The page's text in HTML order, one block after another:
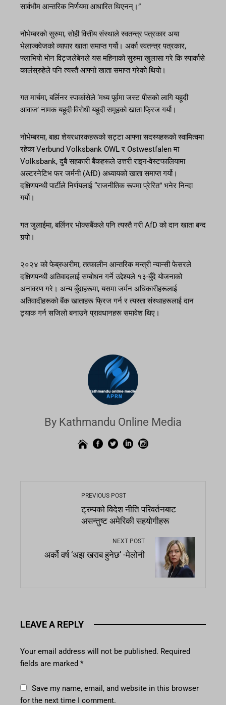
सार्वभौम आन्तरिक निर्णयमा आधारित थिएनन्।”
नोभेम्बरको सुरुमा, सोही वित्तीय संस्थाले स्वतन्त्र पत्रकार अया
भेलाज्क्वेजको व्यापार खाता समाप्त गर्यो। अर्का स्वतन्त्र पत्रकार,
फ्लाभियो भोन विट्जलेबेनले यस महिनाको सुरुमा खुलासा गरे कि स्पार्कासे
कार्लस्रुहेले पनि त्यस्तै आफ्नो खाता समाप्त गरेको थियो।
गत मार्चमा, बर्लिनर स्पार्कासेले ‘मध्य पूर्वमा जस्ट पीसको लागि यहूदी
आवाज’ नामक यहूदी-विरोधी यहूदी समूहको खाता फ्रिज गर्यो।
नोभेम्बरमा, बाह्य शेयरधारकहरूको सट्टा आफ्ना सदस्यहरूको स्वामित्वमा
रहेका Verbund Volksbank OWL र Ostwestfalen मा
Volksbank, दुबै सहकारी बैंकहरूले उत्तरी राइन-वेस्टफालियामा
अल्टरनेटिभ फर जर्मनी (AfD) अध्यायको खाता समाप्त गर्यो।
दक्षिणपन्थी पार्टीले निर्णयलाई “राजनीतिक रूपमा प्रेरित” भनेर निन्दा
गर्यो।
गत जुलाईमा, बर्लिनर भोक्सबैंकले पनि त्यस्तै गरी AfD को दान खाता बन्द
गर्‍यो।
२०२४ को फेब्रुअरीमा, तत्कालीन आन्तरिक मन्त्री न्यान्सी फेसरले
दक्षिणपन्थी अतिवादलाई सम्बोधन गर्ने उद्देश्यले १३-बुँदे योजनाको
अनावरण गरे। अन्य बुँदाहरूमा, यसमा जर्मन अधिकारीहरूलाई
अतिवादीहरूको बैंक खाताहरू फ्रिज गर्न र त्यस्ता संस्थाहरूलाई दान
ट्र्याक गर्न सजिलो बनाउने प्रावधानहरू समावेश थिए।
By Kathmandu Online Media
PREVIOUS POST
ट्रम्पको विदेश नीति परिवर्तनबाट
असन्तुष्ट अमेरिकी सहयोगीहरू
NEXT POST
अर्को वर्ष ‘अझ खराब हुनेछ’ -मेलोनी
LEAVE A REPLY
Your email address will not be published. Required
fields are marked *
Save my name, email, and website in this browser
for the next time I comment.